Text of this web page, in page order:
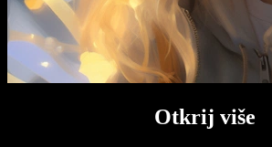
Otkrij više